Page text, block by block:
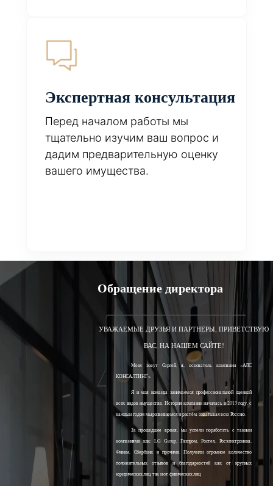
Экспертная консультация
Перед началом работы мы
тщательно изучим ваш вопрос и
дадим предварительную оценку
вашего имущества.
Обращение директора
УВАЖАЕМЫЕ ДРУЗЬЯ И ПАРТНЕРЫ, ПРИВЕТСТВУЮ
ВАС, НА НАШЕМ САЙТЕ!
Меня зовут Сергей, я, основатель компании «АЛС
КОНСАЛТИНГ».
Я и моя команда занимаемся профессиональной оценкой
всех видов имущества. История компании началась в 2013 году, с
каждым годом мы развиваемся и растём, охватывая всю Россию.
За прошедшее время, мы успели поработать с такими
компаниями как: LG Group, Газпром, Ростех, Росэлектроника,
Финам, Сбербанк и прочими. Получили огромное количество
положительных отзывов и благодарностей как от крупных
юридических лиц, так и от физических лиц.